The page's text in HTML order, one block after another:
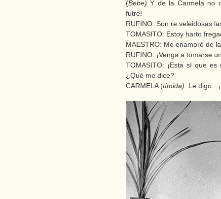
(Bebe) Y de la Carmela no
futre!
RUFINO: Son re veleidosas
TOMASITO: Estoy harto
MAESTRO: Me enamoré de
RUFINO: ¡Venga a tomarse
TOMASITO: ¡Esta sí que
¿Qué me dice?
CARMELA (tímida): Le